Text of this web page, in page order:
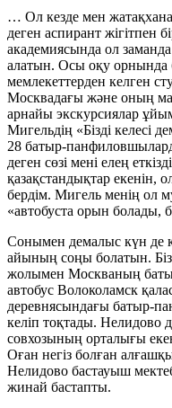
… Ол кезде мен
деген аспирант жігітпен
академиясында ол
алатын. Осы оқу орнында
мемлекеттерден келген
Москвадағы және оның
арнайы экскурсиялар
Мигельдің «Бізді келесі
28 батыр-
деген сөзі мені елең
қазақстандықтар екенін,
бердім. Мигель менің ол
«автобуста орын болады,
Сонымен демалыс күн де
айының соңы болатын.
жолымен Москваның
автобус Волоколамск
деревнясындағы батыр-
келіп тоқтады. Нелидово
совхозының орталығы
Оған негіз болған
Нелидово бастауыш
жинай бастапты.